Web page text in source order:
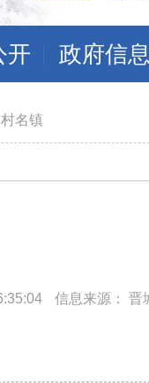
开 政府信
名镇
信息来源： 晋